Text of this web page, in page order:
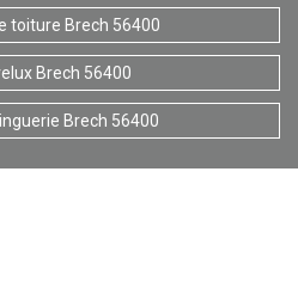
toiture Brech 56400
Brech 56400
Brech 56400